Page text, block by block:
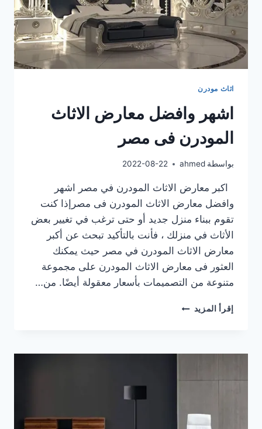
اثاث مودرن
اشهر وافضل معارض الاثاث
المودرن فى مصر
بواسطة ahmed
2022-08-22
اكبر معارض الاثاث المودرن في مصر اشهر
وافضل معارض الاثاث المودرن فى مصرإذا كنت
تقوم ببناء منزل جديد أو حتى ترغب في تغيير بعض
الأثاث في منزلك ، فأنت بالتأكيد تبحث عن أكبر
معارض الاثاث المودرن في مصر حيث يمكنك
العثور فى معارض الاثاث المودرن على مجموعة
متنوعة من التصميمات بأسعار معقولة أيضًا. من…
إقرأ المزيد اشهر
المودرن
مصر